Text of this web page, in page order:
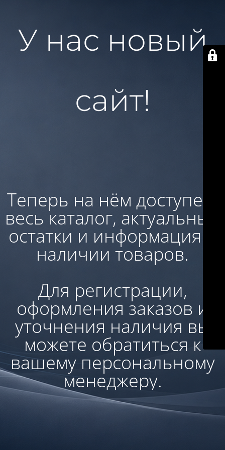
У нас новый
сайт!
Теперь на нём доступен:
весь каталог, актуальные
остатки и информация о
наличии товаров.
Для регистрации,
оформления заказов и
уточнения наличия вы
можете обратиться к
вашему персональному
менеджеру.